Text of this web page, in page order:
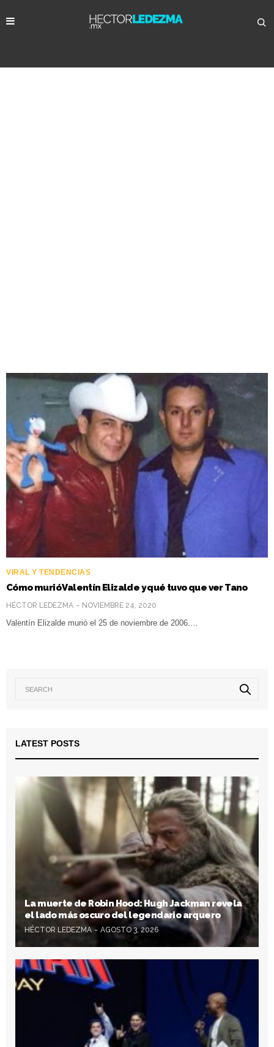
VIRAL Y TENDENCIAS
Cómo murió Valentín Elizalde y qué tuvo que ver Tano
HÉCTOR LEDEZMA NOVIEMBRE 24, 2020
Valentín Elizalde murió el 25 de noviembre de 2006.…
LATEST POSTS
La muerte de Robin Hood: Hugh Jackman revela
el lado más oscuro del legendario arquero
HÉCTOR LEDEZMA AGOSTO 3, 2026